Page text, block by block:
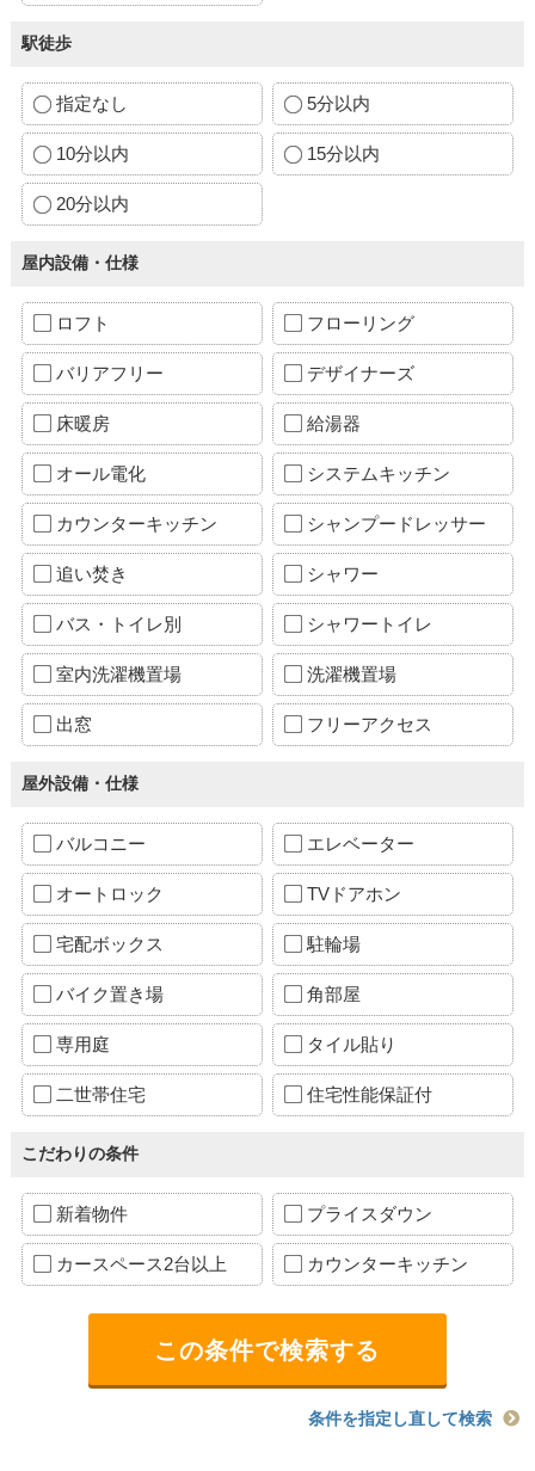
駅徒歩
指定なし 5分以内
10分以内 15分以内
20分以内
屋内設備・仕様
ロフト フローリング
バリアフリー デザイナーズ
床暖房 給湯器
オール電化 システムキッチン
カウンターキッチン シャンプードレッサー
追い焚き シャワー
バス・トイレ別 シャワートイレ
室内洗濯機置場 洗濯機置場
出窓 フリーアクセス
屋外設備・仕様
バルコニー エレベーター
オートロック TVドアホン
宅配ボックス 駐輪場
バイク置き場 角部屋
専用庭 タイル貼り
二世帯住宅 住宅性能保証付
こだわりの条件
新着物件 プライスダウン
カースペース2台以上 カウンターキッチン
条件を指定し直して検索